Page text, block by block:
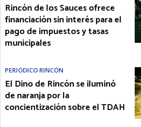
Rincón de los Sauces ofrece
financiación sin interés para el
pago de impuestos y tasas
municipales
PERIÓDICO RINCÓN
El Dino de Rincón se iluminó
de naranja por la
concientización sobre el TDAH